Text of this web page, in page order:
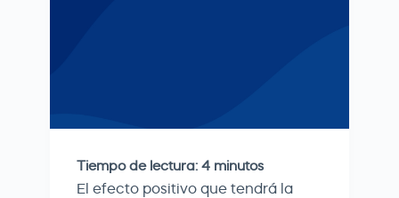
Tiempo de lectura: 4 minutos
El efecto positivo que tendrá la